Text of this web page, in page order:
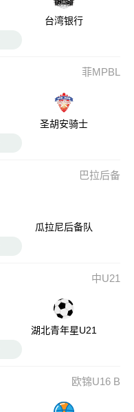
台湾银行
菲MPBL
圣胡安骑士
巴拉后备
瓜拉尼后备队
中U21
湖北青年星U21
欧锦U16 B